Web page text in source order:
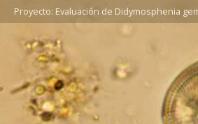
Evaluación de Didymosphenia